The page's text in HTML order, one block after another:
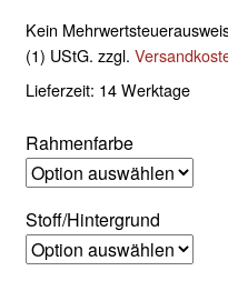
Kein
(1) UStG. zzgl.
Lieferzeit: 14 Werktage
Rahmenfarbe
Stoff/Hintergrund